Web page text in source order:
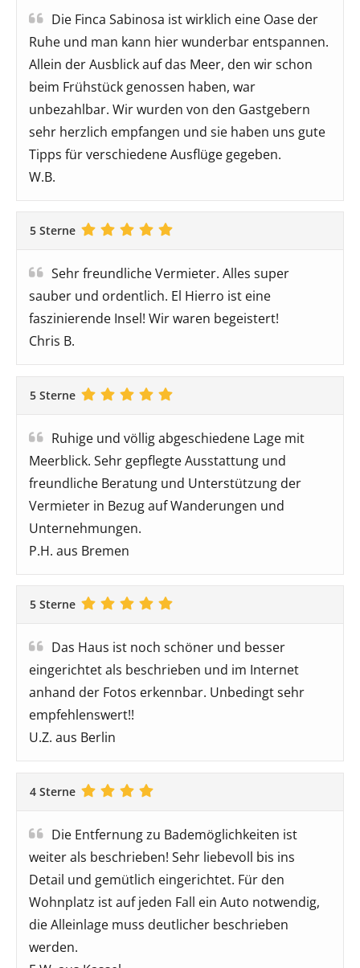
Die Finca Sabinosa ist wirklich eine Oase der
Ruhe und man kann hier wunderbar entspannen.
Allein der Ausblick auf das Meer, den wir schon
beim Frühstück genossen haben, war
unbezahlbar. Wir wurden von den Gastgebern
sehr herzlich empfangen und sie haben uns gute
Tipps für verschiedene Ausflüge gegeben.
W.B.
5 Sterne
Sehr freundliche Vermieter. Alles super
sauber und ordentlich. El Hierro ist eine
faszinierende Insel! Wir waren begeistert!
Chris B.
5 Sterne
Ruhige und völlig abgeschiedene Lage mit
Meerblick. Sehr gepflegte Ausstattung und
freundliche Beratung und Unterstützung der
Vermieter in Bezug auf Wanderungen und
Unternehmungen.
P.H. aus Bremen
5 Sterne
Das Haus ist noch schöner und besser
eingerichtet als beschrieben und im Internet
anhand der Fotos erkennbar. Unbedingt sehr
empfehlenswert!!
U.Z. aus Berlin
4 Sterne
Die Entfernung zu Bademöglichkeiten ist
weiter als beschrieben! Sehr liebevoll bis ins
Detail und gemütlich eingerichtet. Für den
Wohnplatz ist auf jeden Fall ein Auto notwendig,
die Alleinlage muss deutlicher beschrieben
werden.